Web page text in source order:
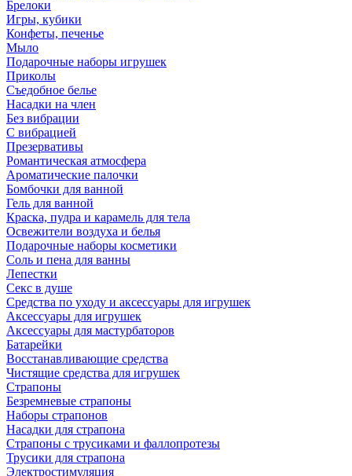
Брелоки
Игры, кубики
Конфеты, печенье
Мыло
Подарочные наборы игрушек
Приколы
Съедобное белье
Насадки на член
Без вибрации
С вибрацией
Презервативы
Романтическая атмосфера
Ароматические палочки
Бомбочки для ванной
Гель для ванной
Краска, пудра и карамель для тела
Освежители воздуха и белья
Подарочные наборы косметики
Соль и пена для ванны
Лепестки
Секс в душе
Средства по уходу и аксессуары для игрушек
Аксессуары для игрушек
Аксессуары для мастурбаторов
Батарейки
Восстанавливающие средства
Чистящие средства для игрушек
Страпоны
Безремневые страпоны
Наборы страпонов
Насадки для страпона
Страпоны с трусиками и фаллопротезы
Трусики для страпона
Электростимуляция